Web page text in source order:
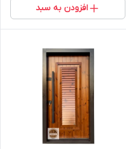
افزودن به سبد